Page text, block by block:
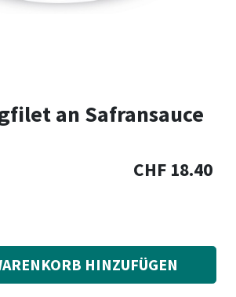
an Safransauce
CHF 18.40
HINZUFÜGEN